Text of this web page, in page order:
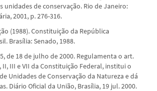
unidades de conservação. Rio de Janeiro:
2001, p. 276-316.
(1988). Constituição da República
Brasília: Senado, 1988.
de 18 de julho de 2000. Regulamenta o art.
II, III e VII da Constituição Federal, institui o
Unidades de Conservação da Natureza e dá
Diário Oficial da União, Brasília, 19 jul. 2000.